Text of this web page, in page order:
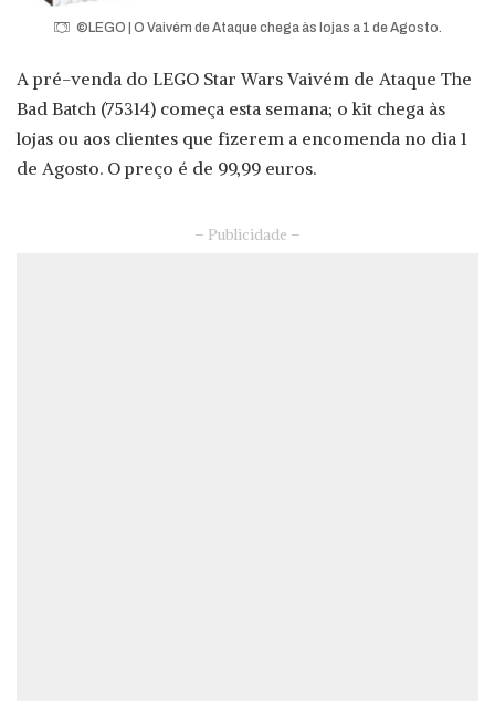
©LEGO | O Vaivém de Ataque chega às lojas a 1 de Agosto.
A pré-venda do LEGO Star Wars Vaivém de Ataque The
Bad Batch (75314) começa esta semana; o kit chega às
lojas ou aos clientes que fizerem a encomenda no dia 1
de Agosto. O preço é de 99,99 euros.
– Publicidade –